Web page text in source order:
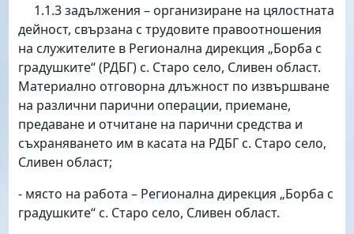
1.1.3 задължения – организиране на цялостната
дейност, свързана с трудовите правоотношения
на служителите в Регионална дирекция „Борба с
градушките“ (РДБГ) с. Старо село, Сливен област.
Материално отговорна длъжност по извършване
на различни парични операции, приемане,
предаване и отчитане на парични средства и
съхраняването им в касата на РДБГ с. Старо село,
Сливен област;
- място на работа – Регионална дирекция „Борба с
градушките“ с. Старо село, Сливен област.